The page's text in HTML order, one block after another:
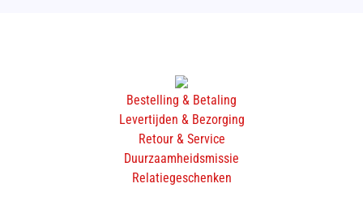
Bestelling & Betaling
Levertijden & Bezorging
Retour & Service
Duurzaamheidsmissie
Relatiegeschenken